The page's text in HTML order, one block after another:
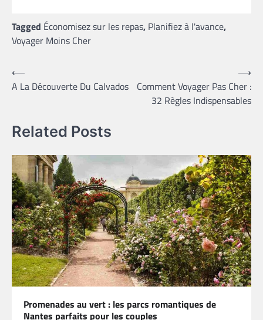
Tagged Économisez sur les repas, Planifiez à l'avance,
Voyager Moins Cher
Navigation
de
⟵
A La Découverte Du Calvados
Comment Voyager Pas Cher :
32 Règles Indispensables
⟶
Related Posts
Promenades au vert : les parcs romantiques de
Nantes parfaits pour les couples